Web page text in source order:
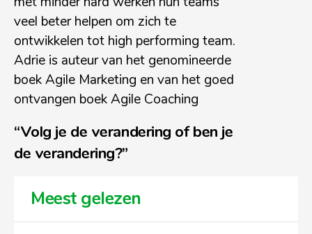
veel beter helpen om zich te
ontwikkelen tot high performing team.
Adrie is auteur van het genomineerde
boek Agile Marketing en van het goed
ontvangen boek Agile Coaching
“Volg je de verandering of ben je
de verandering?”
Meest gelezen